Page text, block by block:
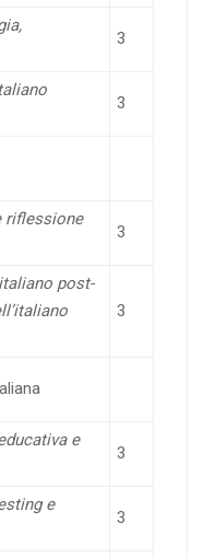
3
3
riflessione
3
post-
3
e
3
e
3